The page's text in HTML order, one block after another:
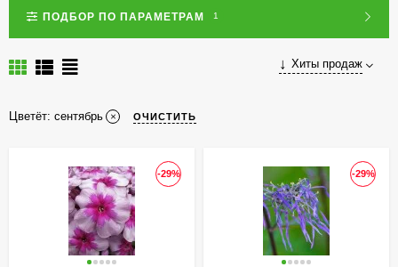
ПОДБОР ПО ПАРАМЕТРАМ 1
Хиты продаж
Цветёт: сентябрь ОЧИСТИТЬ
-29% -29%